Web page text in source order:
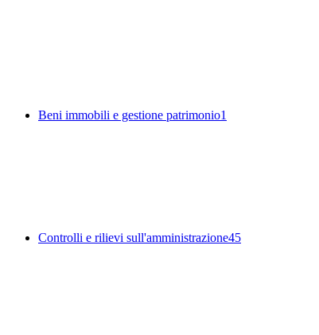
Beni immobili e gestione patrimonio1
Controlli e rilievi sull'amministrazione45